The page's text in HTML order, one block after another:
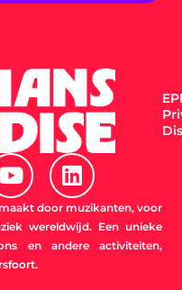
Y
o
u
t
u
b
L
i
n
k
e
door muzikanten, voor
wereldwijd. Een unieke
en andere activiteiten,